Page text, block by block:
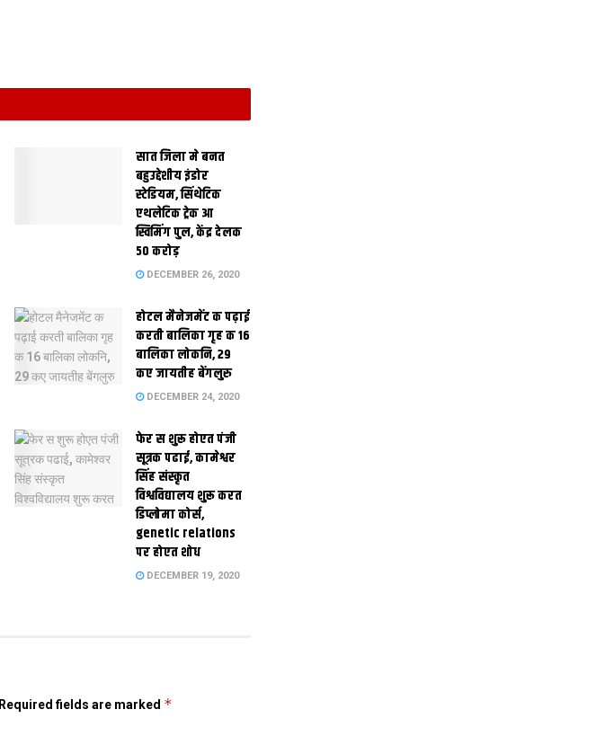
सात जिला मे बनत
बहुउद्देशीय इंडोर
स्‍टेडि‍यम, सिंथेटिक
एथलेटिक ट्रेक आ
स्विमिंग पुल, केंद्र देलक
50 करोड़
DECEMBER 26, 2020
होटल मैनेजमेंट क पढ़ाई
करती बालिका गृह क 16
बालिका लोकनि, 29
कए जायतीह बेंगलुरु
DECEMBER 24, 2020
फेर स शुरू होएत पंजी
सूत्रक पढाई, कामेश्वर
सिंह संस्कृत
विश्वविद्यालय शुरू करत
डिप्लोमा कोर्स,
genetic relations
पर होएत शोध
DECEMBER 19, 2020
Required fields are marked *